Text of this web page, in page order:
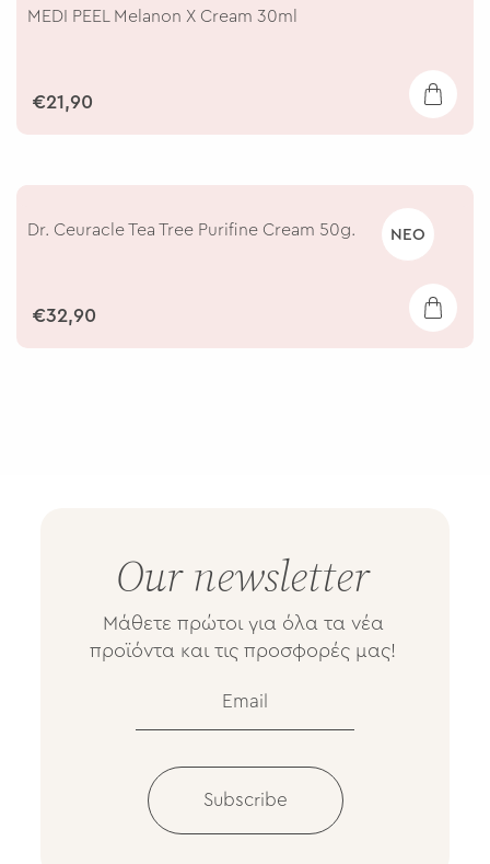
MEDI PEEL Melanon X Cream 30ml
€21,90
ΝΕΟ
Dr. Ceuracle Tea Tree Purifine Cream 50g.
€32,90
Our newsletter
Mάθετε πρώτοι για όλα τα νέα
προϊόντα και τις προσφορές μας!
Subscribe